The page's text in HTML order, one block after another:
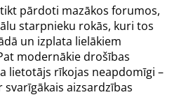
pārdoti mazākos forumos,
starpnieku rokās, kuri tos
un izplata lielākiem
modernākie drošības
lietotājs rīkojas neapdomīgi –
aizsardzības